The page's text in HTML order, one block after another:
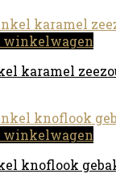
winkelwagen
karamel
winkelwagen
knoflook